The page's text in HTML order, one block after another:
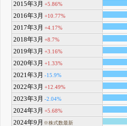
2015年3月 +5.86%
2016年3月 +10.77%
2017年3月 +4.17%
2018年3月 +8.7%
2019年3月 +3.16%
2020年3月 +1.33%
2021年3月 -15.9%
2022年3月 +12.49%
2023年3月 -2.04%
2024年3月 +5.68%
2024年9月 ※株式数最新